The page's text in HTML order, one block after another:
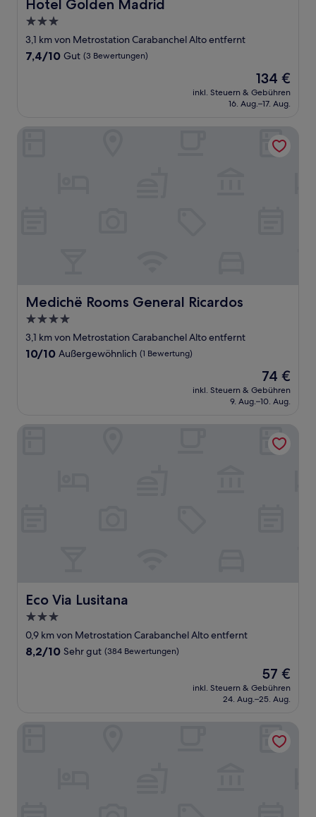
Hotel Golden Madrid
3.0-
Sterne-
Unterkunft
3,1 km von Metrostation Carabanchel Alto entfernt
7.4
7,4/10 Gut (3 Bewertungen)
Der
Preis
beträgt
134 €
inkl. Steuern & Gebühren
16. Aug.–17. Aug.
Medichë Rooms General Ricardos
Medichë Rooms General Ricardos
4.0-
Sterne-
Unterkunft
3,1 km von Metrostation Carabanchel Alto entfernt
10.0
10/10 Außergewöhnlich (1 Bewertung)
Der
Preis
beträgt
74 €
inkl. Steuern & Gebühren
9. Aug.–10. Aug.
Eco Via Lusitana
Eco Via Lusitana
3.0-
Sterne-
Unterkunft
0,9 km von Metrostation Carabanchel Alto entfernt
8.2
Bewertungen)
8,2/10 Sehr gut (384 Bewertungen)
Der
Preis
beträgt
57 €
inkl. Steuern & Gebühren
24. Aug.–25. Aug.